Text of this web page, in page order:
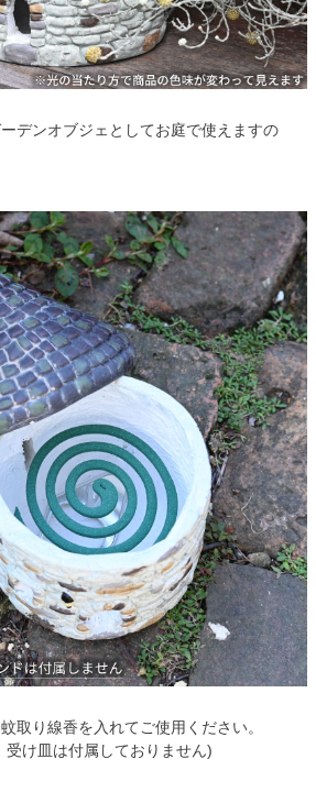
デンオブジェとしてお庭で使えますの
取り線香を入れてご使用ください。
け皿は付属しておりません)